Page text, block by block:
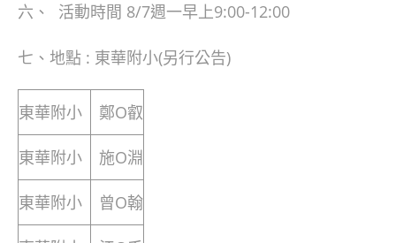
六、 活動時間 8/7週一早上9:00-12:00
七、地點 : 東華附小(另行公告)
東華附小 鄭O叡
東華附小 施O淵
東華附小 曾O翰